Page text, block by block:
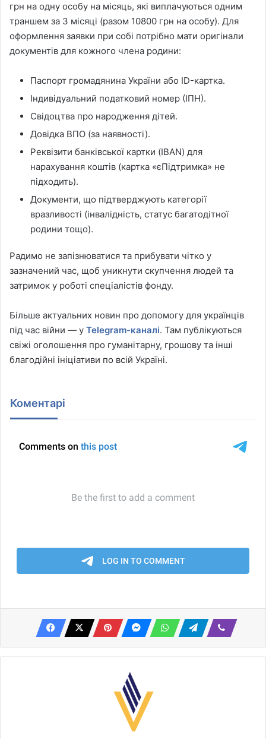
грн на одну особу на місяць, які виплачуються одним
траншем за 3 місяці (разом 10800 грн на особу). Для
оформлення заявки при собі потрібно мати оригінали
документів для кожного члена родини:
Паспорт громадянина України або ID-картка.
Індивідуальний податковий номер (ІПН).
Свідоцтва про народження дітей.
Довідка ВПО (за наявності).
Реквізити банківської картки (IBAN) для
нарахування коштів (картка «єПідтримка» не
підходить).
Документи, що підтверджують категорії
вразливості (інвалідність, статус багатодітної
родини тощо).
Радимо не запізнюватися та прибувати чітко у
зазначений час, щоб уникнути скупчення людей та
затримок у роботі спеціалістів фонду.
Більше актуальних новин про допомогу для українців
під час війни — у Telegram-каналі. Там публікуються
свіжі оголошення про гуманітарну, грошову та інші
благодійні ініціативи по всій Україні.
Коментарі